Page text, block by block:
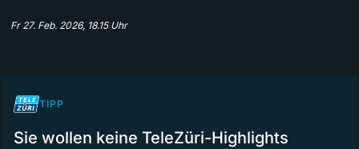
Fr 27. Feb. 2026, 18.15 Uhr
TIPP
Sie wollen keine TeleZüri-Highlights